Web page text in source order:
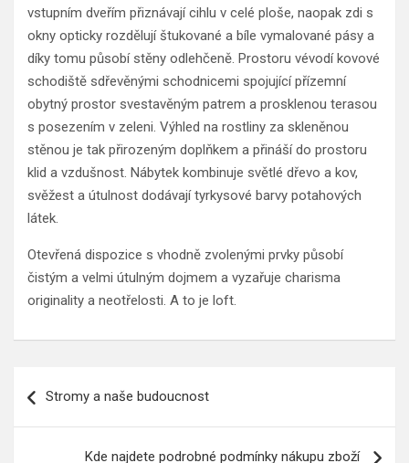
vstupním dveřím přiznávají cihlu v celé ploše, naopak zdi s
okny opticky rozdělují štukované a bíle vymalované pásy a
díky tomu působí stěny odlehčeně. Prostoru vévodí kovové
schodiště sdřevěnými schodnicemi spojující přízemní
obytný prostor svestavěným patrem a prosklenou terasou
s posezením v zeleni. Výhled na rostliny za skleněnou
stěnou je tak přirozeným doplňkem a přináší do prostoru
klid a vzdušnost. Nábytek kombinuje světlé dřevo a kov,
svěžest a útulnost dodávají tyrkysové barvy potahových
látek.
Otevřená dispozice s vhodně zvolenými prvky působí
čistým a velmi útulným dojmem a vyzařuje charisma
originality a neotřelosti. A to je loft.
proStromy a naše budoucnost
Kde najdete podrobné podmínky nákupu zboží